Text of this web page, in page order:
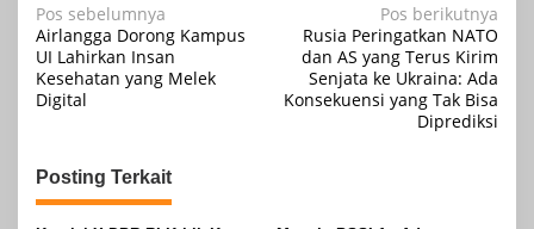
Navigasi
pos
Pos sebelumnya
Airlangga Dorong Kampus
UI Lahirkan Insan
Kesehatan yang Melek
Digital
Pos berikutnya
Rusia Peringatkan NATO
dan AS yang Terus Kirim
Senjata ke Ukraina: Ada
Konsekuensi yang Tak Bisa
Diprediksi
Posting Terkait